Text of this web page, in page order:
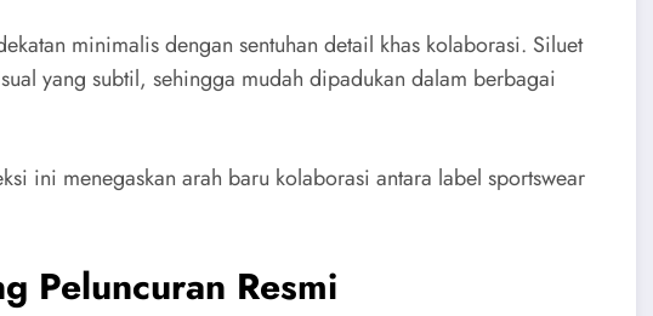
minimalis dengan sentuhan detail khas kolaborasi. Siluet
yang subtil, sehingga mudah dipadukan dalam berbagai
ini menegaskan arah baru kolaborasi antara label sportswear
Peluncuran Resmi